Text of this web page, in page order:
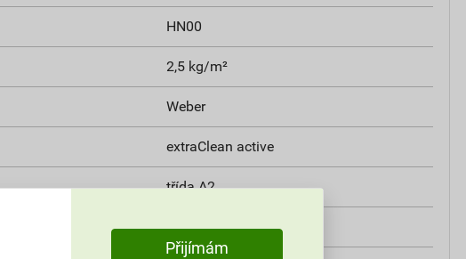
HN00
2,5 kg/m²
Weber
extraClean active
třída A2
od +5°C do +25°C
Přijímám